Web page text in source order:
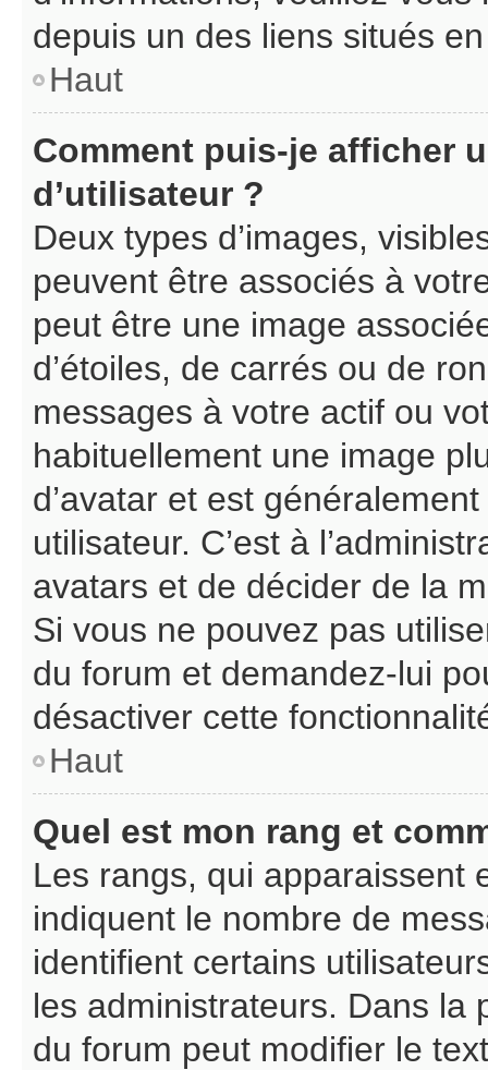
depuis un des liens situés
Haut
Comment puis-je afficher
d’utilisateur ?
Deux types d’images,
peuvent être associés à
peut être une image
d’étoiles, de carrés ou de
messages à votre actif ou
habituellement une image
d’avatar et est
utilisateur. C’est à
avatars et de décider de la
Si vous ne pouvez pas
du forum et demandez-lui
désactiver cette
Haut
Quel est mon rang et
Les rangs, qui apparaissent
indiquent le nombre de
identifient certains
les administrateurs. Dans la
du forum peut modifier le